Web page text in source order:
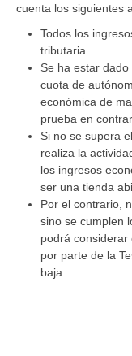
cuenta los siguientes
Todos los
tributaria.
Se ha estar
cuota de
económica de
prueba en
Si no se supera
realiza la
los ingresos
ser una tienda
Por el contrario,
sino se cumplen
podrá
por parte de la
baja.